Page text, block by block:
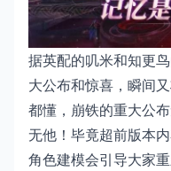
据英配的叽米和知更
大公布和惊喜，瞬间
都懂，崩铁的重大公
无他！毕竟超前版本
角色建模会引导大家重